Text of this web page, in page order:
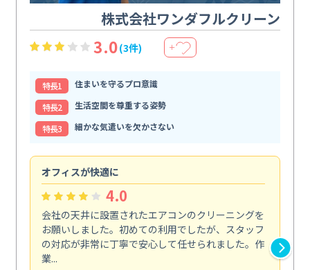
株式会社ワンダフルクリーン
3.0(3件) ＋
特⻑1
住まいを守るプロ意識
特⻑2
生活空間を尊重する姿勢
特⻑3
細かな気遣いを欠かさない
オフィスが快適に
4.0
会社の天井に設置されたエアコンのクリーニングを
お願いしました。初めての利用でしたが、スタッフ
の対応が非常に丁寧で安心して任せられました。作
業...